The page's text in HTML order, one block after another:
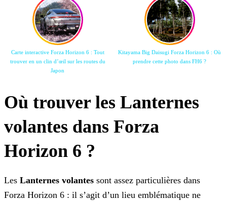
Carte interactive Forza Horizon 6 : Tout
trouver en un clin d’œil sur les routes du
Japon
Kitayama Big Daisugi Forza Horizon 6 : Où
prendre cette photo dans FH6 ?
Où trouver les Lanternes
volantes dans Forza
Horizon 6 ?
Les Lanternes volantes sont assez particulières dans
Forza Horizon 6 : il s’agit d’un lieu emblématique ne